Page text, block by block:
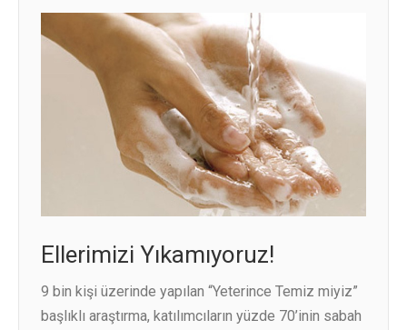
İLETIŞIM
Ellerimizi Yıkamıyoruz!
9 bin kişi üzerinde yapılan “Yeterince Temiz miyiz”
başlıklı araştırma, katılımcıların yüzde 70’inin sabah